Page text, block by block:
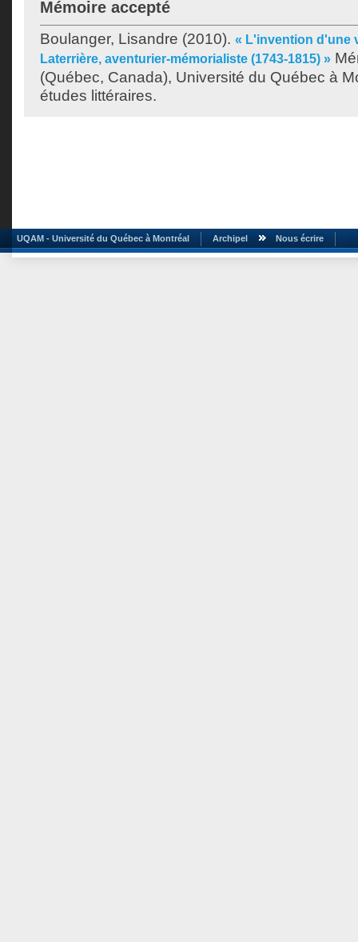
Mémoire accepté
Boulanger, Lisandre (2010). « L'invention d'une
Laterrière, aventurier-mémorialiste (1743-1815) »
(Québec, Canada), Université du Québec à
études littéraires.
UQAM - Université du Québec à Montréal Archipel Nous écrire